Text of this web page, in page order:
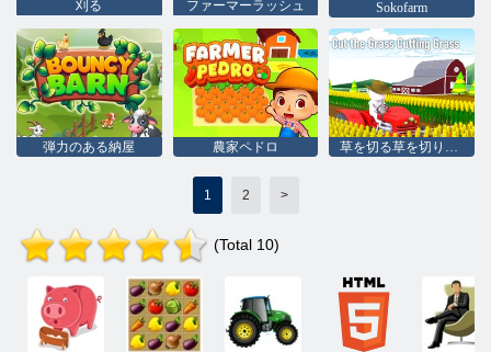
刈る ファーマーラッシュ Sokofarm
弾力のある納屋 農家ペドロ 草を切る草を切ります
1 2 >
(Total 10)